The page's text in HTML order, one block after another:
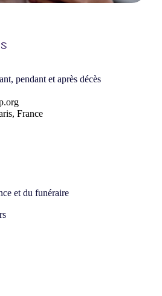
pendant et après décès
France
et du funéraire